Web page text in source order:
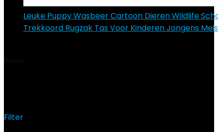
Leuke Puppy Wasbeer Cartoon Dieren Wildlife
Trekkoord Rugzak Tas Voor Kinderen Jongens
Filter